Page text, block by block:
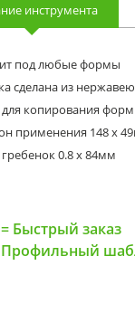
инструмента
под любые формы
сделана из
копирования
применения 148 х
0.8 х 84мм
= Быстрый заказ
Профильный